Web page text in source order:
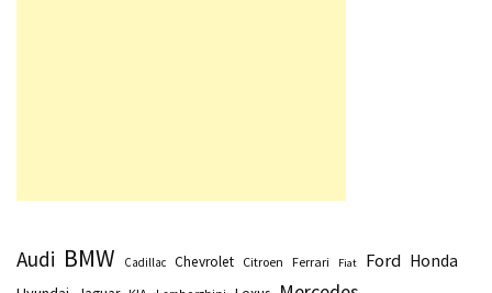
Audi BMW Cadillac Chevrolet Citroen Ferrari Fiat Ford Honda